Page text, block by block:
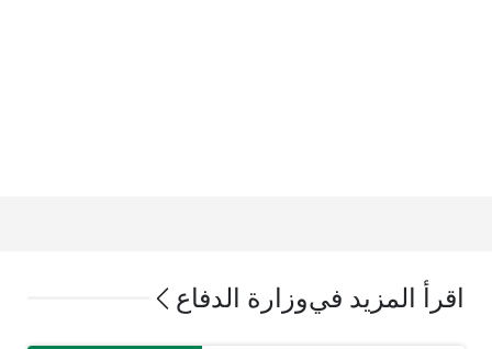
اقرأ المزيد فيوزارة الدفاع